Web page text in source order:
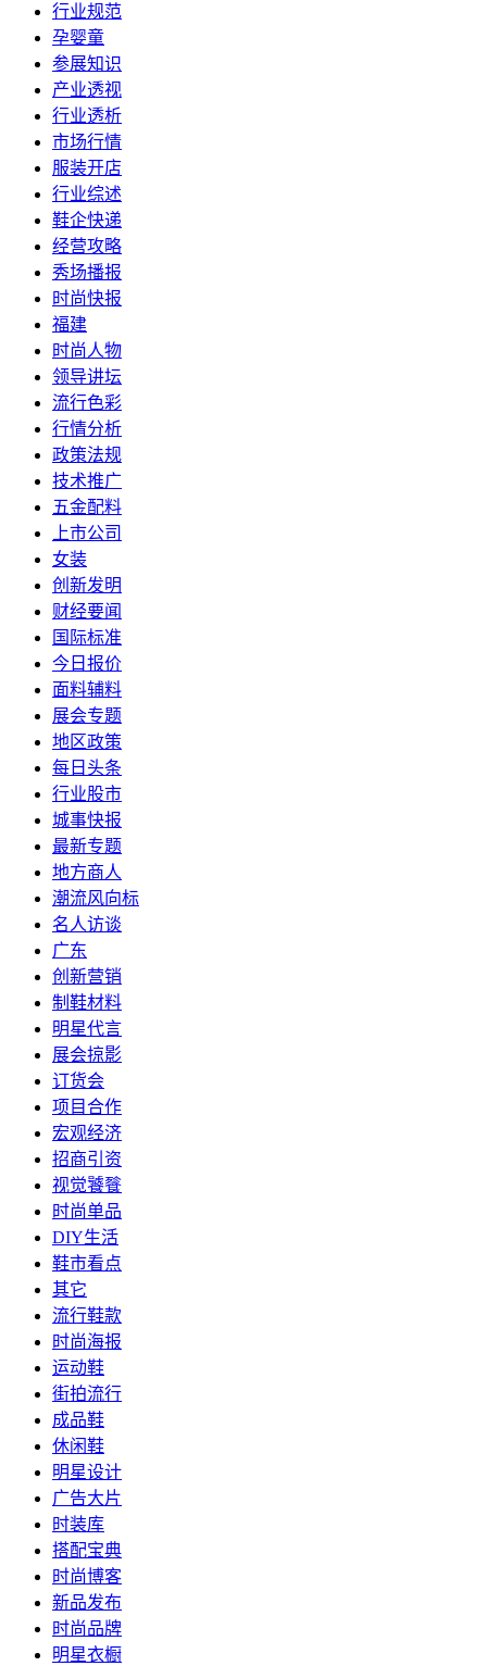
行业规范
孕婴童
参展知识
产业透视
行业透析
市场行情
服装开店
行业综述
鞋企快递
经营攻略
秀场播报
时尚快报
福建
时尚人物
领导讲坛
流行色彩
行情分析
政策法规
技术推广
五金配料
上市公司
女装
创新发明
财经要闻
国际标准
今日报价
面料辅料
展会专题
地区政策
每日头条
行业股市
城事快报
最新专题
地方商人
潮流风向标
名人访谈
广东
创新营销
制鞋材料
明星代言
展会掠影
订货会
项目合作
宏观经济
招商引资
视觉饕餮
时尚单品
DIY生活
鞋市看点
其它
流行鞋款
时尚海报
运动鞋
街拍流行
成品鞋
休闲鞋
明星设计
广告大片
时装库
搭配宝典
时尚博客
新品发布
时尚品牌
明星衣橱